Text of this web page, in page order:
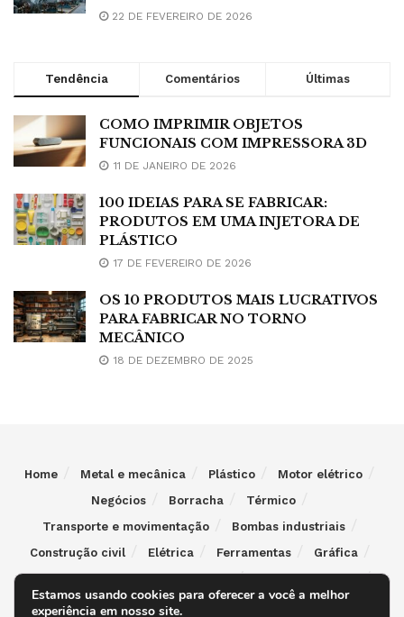
22 DE FEVEREIRO DE 2026
Tendência Comentários Últimas
COMO IMPRIMIR OBJETOS
FUNCIONAIS COM IMPRESSORA 3D
11 DE JANEIRO DE 2026
100 IDEIAS PARA SE FABRICAR:
PRODUTOS EM UMA INJETORA DE
PLÁSTICO
17 DE FEVEREIRO DE 2026
OS 10 PRODUTOS MAIS LUCRATIVOS
PARA FABRICAR NO TORNO
MECÂNICO
18 DE DEZEMBRO DE 2025
Home Metal e mecânica Plástico
Motor elétrico
Negócios
Borracha
Térmico
Transporte e movimentação
Bombas industriais
Construção civil
Elétrica Ferramentas
Gráfica
Máquinas indústria Têxtil
Estamos usando cookies para oferecer a você a melhor
experiência em nosso site.